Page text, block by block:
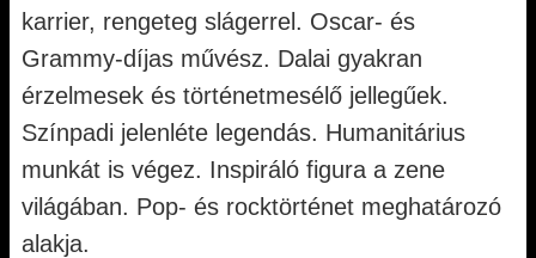
karrier, rengeteg slágerrel. Oscar- és
Grammy-díjas művész. Dalai gyakran
érzelmesek és történetmesélő jellegűek.
Színpadi jelenléte legendás. Humanitárius
munkát is végez. Inspiráló figura a zene
világában. Pop- és rocktörténet meghatározó
alakja.